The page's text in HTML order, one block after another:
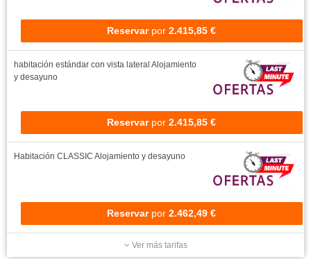
Reservar por 2.415,85 €
habitación estándar con vista lateral Alojamiento
y desayuno
Reservar por 2.415,85 €
Habitación CLASSIC Alojamiento y desayuno
Reservar por 2.462,49 €
Ver más tarifas